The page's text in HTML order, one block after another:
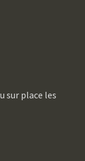
sur place les